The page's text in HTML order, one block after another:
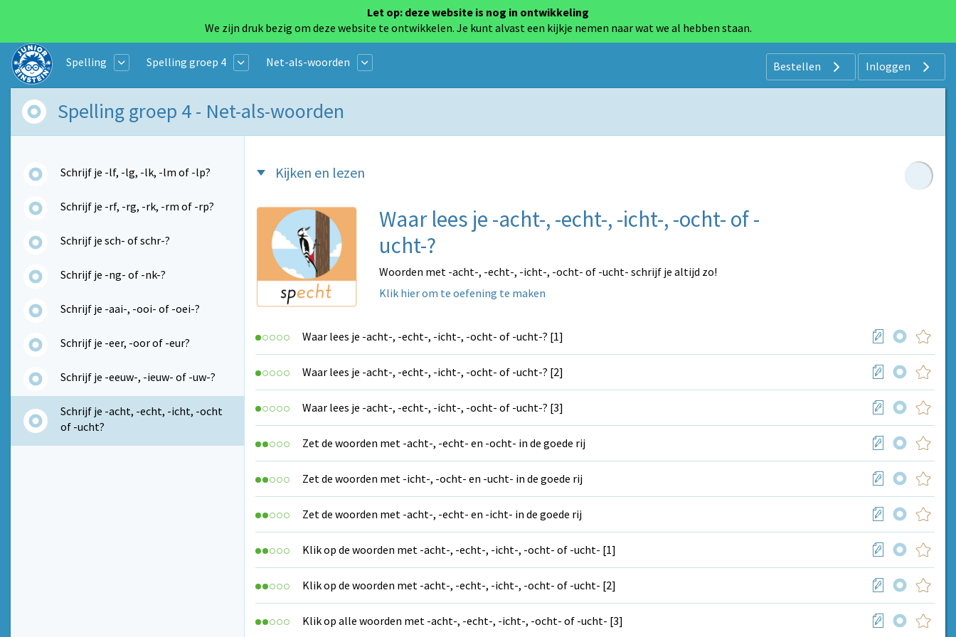
Let op: deze website is nog in ontwikkeling
We zijn druk bezig om deze website te ontwikkelen. Je kunt alvast een kijkje nemen naar wat we al hebben staan.
Spelling Spelling groep 4 Net-als-woorden Bestellen Inloggen
Spelling groep 4 - Net-als-woorden
Schrijf je -lf, -lg, -lk, -lm of -lp?
Schrijf je -rf, -rg, -rk, -rm of -rp?
Schrijf je sch- of schr-?
Schrijf je -ng- of -nk-?
Schrijf je -aai-, -ooi- of -oei-?
Schrijf je -eer, -oor of -eur?
Schrijf je -eeuw-, -ieuw- of -uw-?
Schrijf je -acht, -echt, -icht, -ocht
of -ucht?
Kijken en lezen
Waar lees je -acht-, -echt-, -icht-, -ocht- of -
ucht-?
Woorden met -acht-, -echt-, -icht-, -ocht- of -ucht- schrijf je altijd zo!
Klik hier om te oefening te maken
Waar lees je -acht-, -echt-, -icht-, -ocht- of -ucht-? [1]
Waar lees je -acht-, -echt-, -icht-, -ocht- of -ucht-? [2]
Waar lees je -acht-, -echt-, -icht-, -ocht- of -ucht-? [3]
Zet de woorden met -acht-, -echt- en -ocht- in de goede rij
Zet de woorden met -icht-, -ocht- en -ucht- in de goede rij
Zet de woorden met -acht-, -echt- en -icht- in de goede rij
Klik op de woorden met -acht-, -echt-, -icht-, -ocht- of -ucht- [1]
Klik op de woorden met -acht-, -echt-, -icht-, -ocht- of -ucht- [2]
Klik op alle woorden met -acht-, -echt-, -icht-, -ocht- of -ucht- [3]